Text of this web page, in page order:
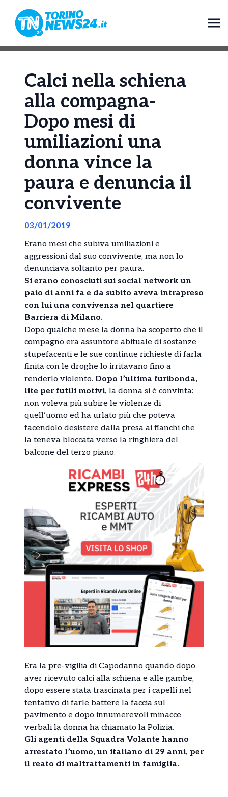
Calci nella schiena
alla compagna-
Dopo mesi di
umiliazioni una
donna vince la
paura e denuncia il
convivente
03/01/2019
Erano mesi che subiva umiliazioni e
aggressioni dal suo convivente, ma non lo
denunciava soltanto per paura.
Si erano conosciuti sui social network un
paio di anni fa e da subito aveva intrapreso
con lui una convivenza nel quartiere
Barriera di Milano.
Dopo qualche mese la donna ha scoperto che il
compagno era assuntore abituale di sostanze
stupefacenti e le sue continue richieste di farla
finita con le droghe lo irritavano fino a
renderlo violento. Dopo l’ultima furibonda,
lite per futili motivi, la donna si è convinta:
non voleva più subire le violenze di
quell’uomo ed ha urlato più che poteva
facendolo desistere dalla presa ai fianchi che
la teneva bloccata verso la ringhiera del
balcone del terzo piano.
Era la pre-vigilia di Capodanno quando dopo
aver ricevuto calci alla schiena e alle gambe,
dopo essere stata trascinata per i capelli nel
tentativo di farle battere la faccia sul
pavimento e dopo innumerevoli minacce
verbali la donna ha chiamato la Polizia.
Gli agenti della Squadra Volante hanno
arrestato l’uomo, un italiano di 29 anni, per
il reato di maltrattamenti in famiglia.